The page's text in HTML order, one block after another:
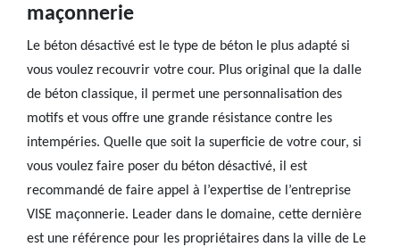
maçonnerie
Le béton désactivé est le type de béton le plus adapté si
vous voulez recouvrir votre cour. Plus original que la dalle
de béton classique, il permet une personnalisation des
motifs et vous offre une grande résistance contre les
intempéries. Quelle que soit la superficie de votre cour, si
vous voulez faire poser du béton désactivé, il est
recommandé de faire appel à l’expertise de l’entreprise
VISE maçonnerie. Leader dans le domaine, cette dernière
est une référence pour les propriétaires dans la ville de Le